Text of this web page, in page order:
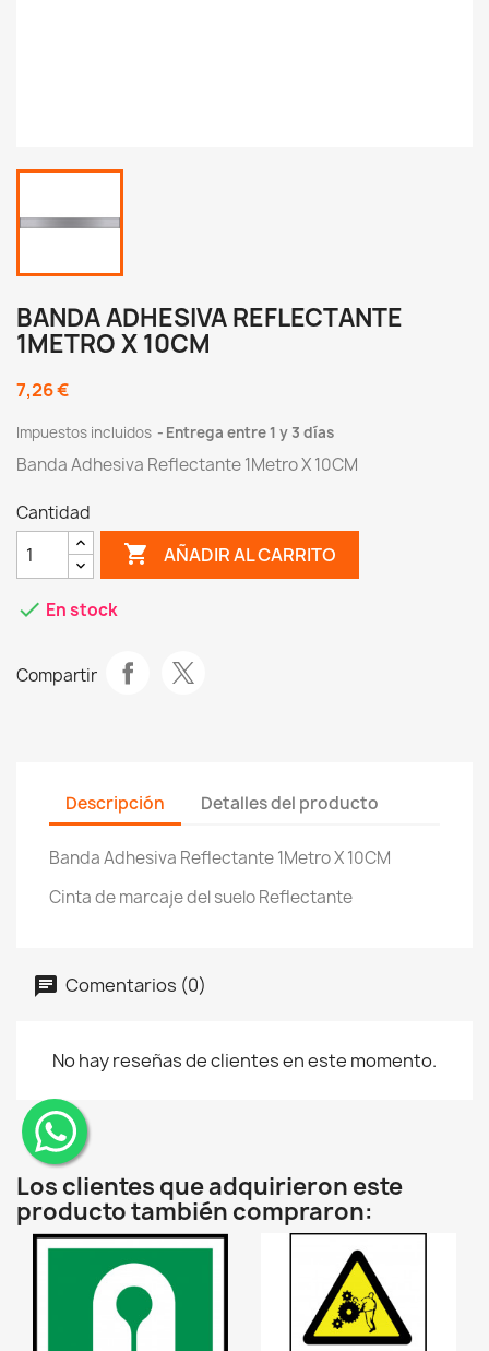
BANDA ADHESIVA REFLECTANTE
1METRO X 10CM
7,26 €
Impuestos incluidos Entrega entre 1 y 3 días
Banda Adhesiva Reflectante 1Metro X 10CM
Cantidad
shopping_cart AÑADIR AL CARRITO
check En stock
Compartir
Descripción Detalles del producto
Banda Adhesiva Reflectante 1Metro X 10CM
Cinta de marcaje del suelo Reflectante
Comentarios (0)
No hay reseñas de clientes en este momento.
Los clientes que adquirieron este
producto también compraron:
¨